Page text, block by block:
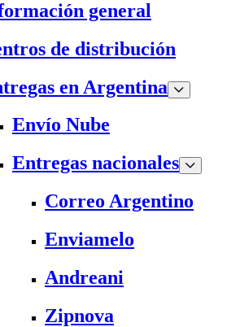
general
de distribución
en Argentina
Envío Nube
Entregas nacionales
Correo Argentino
Enviamelo
Andreani
Zipnova